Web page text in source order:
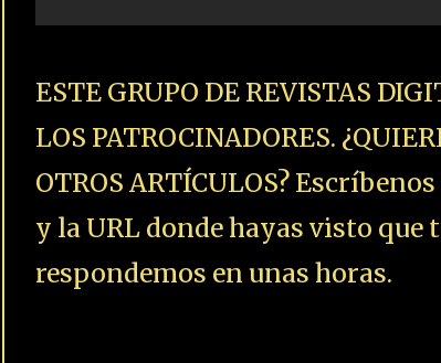
ESTE GRUPO DE REVISTAS
LOS PATROCINADORES.
OTROS ARTÍCULOS?
y la URL donde hayas visto
respondemos en unas horas.